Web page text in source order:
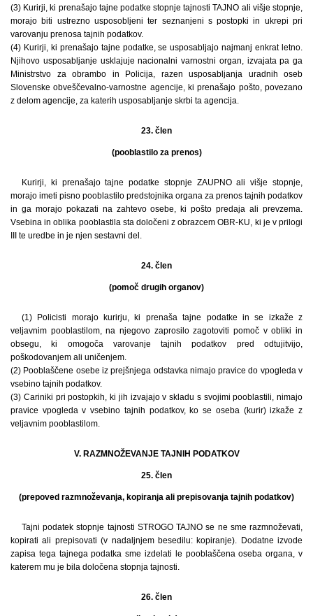
(3) Kurirji, ki prenašajo tajne podatke stopnje tajnosti TAJNO ali višje stopnje,
morajo biti ustrezno usposobljeni ter seznanjeni s postopki in ukrepi pri
varovanju prenosa tajnih podatkov.
(4) Kurirji, ki prenašajo tajne podatke, se usposabljajo najmanj enkrat letno.
Njihovo usposabljanje usklajuje nacionalni varnostni organ, izvajata pa ga
Ministrstvo za obrambo in Policija, razen usposabljanja uradnih oseb
Slovenske obveščevalno-varnostne agencije, ki prenašajo pošto, povezano
z delom agencije, za katerih usposabljanje skrbi ta agencija.
23. člen
(pooblastilo za prenos)
Kurirji, ki prenašajo tajne podatke stopnje ZAUPNO ali višje stopnje,
morajo imeti pisno pooblastilo predstojnika organa za prenos tajnih podatkov
in ga morajo pokazati na zahtevo osebe, ki pošto predaja ali prevzema.
Vsebina in oblika pooblastila sta določeni z obrazcem OBR-KU, ki je v prilogi
III te uredbe in je njen sestavni del.
24. člen
(pomoč drugih organov)
(1) Policisti morajo kurirju, ki prenaša tajne podatke in se izkaže z
veljavnim pooblastilom, na njegovo zaprosilo zagotoviti pomoč v obliki in
obsegu, ki omogoča varovanje tajnih podatkov pred odtujitvijo,
poškodovanjem ali uničenjem.
(2) Pooblaščene osebe iz prejšnjega odstavka nimajo pravice do vpogleda v
vsebino tajnih podatkov.
(3) Cariniki pri postopkih, ki jih izvajajo v skladu s svojimi pooblastili, nimajo
pravice vpogleda v vsebino tajnih podatkov, ko se oseba (kurir) izkaže z
veljavnim pooblastilom.
V. RAZMNOŽEVANJE TAJNIH PODATKOV
25. člen
(prepoved razmnoževanja, kopiranja ali prepisovanja tajnih podatkov)
Tajni podatek stopnje tajnosti STROGO TAJNO se ne sme razmnoževati,
kopirati ali prepisovati (v nadaljnjem besedilu: kopiranje). Dodatne izvode
zapisa tega tajnega podatka sme izdelati le pooblaščena oseba organa, v
katerem mu je bila določena stopnja tajnosti.
26. člen